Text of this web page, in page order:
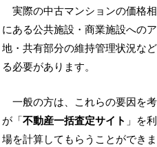
実際の中古マンションの価格
にある公共施設・商業施設への
地・共有部分の維持管理状況な
る必要があります。
一般の方は、これらの要因を
が「不動産一括査定サイト 」を
場を計算してもらうことができま